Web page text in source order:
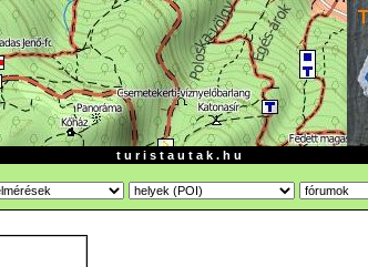
t u r i s t a u t a k . h u